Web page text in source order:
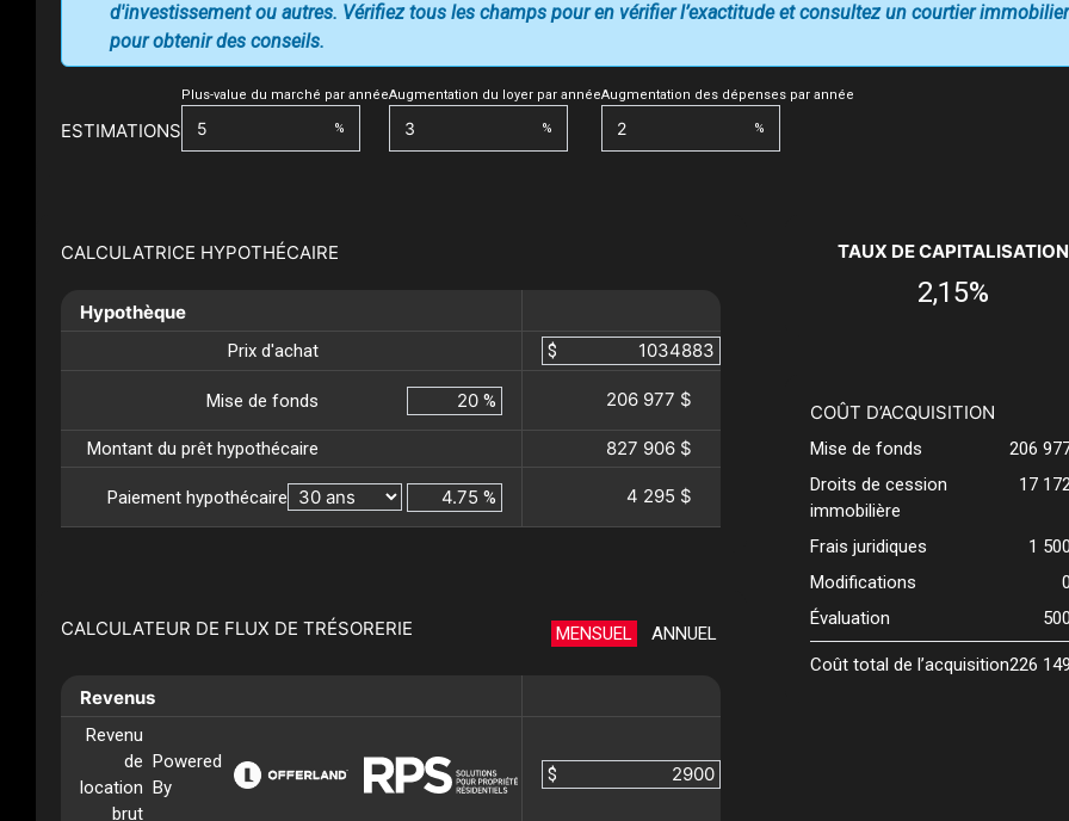
ESTIMATIONS
Plus-value du marché par année
%
Augmentation du loyer par année
%
Augmentation des dépenses par année
%
d'investissement ou autres. Vérifiez tous les champs pour en vérifier l’exactitude et consultez un courtier immobilier
pour obtenir des conseils.
CALCULATRICE HYPOTHÉCAIRE
Hypothèque
Prix d'achat $
Mise de fonds % 206 977 $
Montant du prêt hypothécaire 827 906 $
Paiement hypothécaire % 4 295 $
CALCULATEUR DE FLUX DE TRÉSORERIE MENSUEL ANNUEL
Revenus
Revenu
de
location
brut
Powered
By
$
TAUX DE CAPITALISATION
2,15%
COÛT D’ACQUISITION
Mise de fonds
206
Droits de cession
immobilière
17
Frais juridiques
1
Modifications
Évaluation
Coût total de l’acquisition226